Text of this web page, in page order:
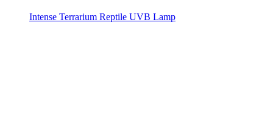
Intense Terrarium Reptile UVB Lamp